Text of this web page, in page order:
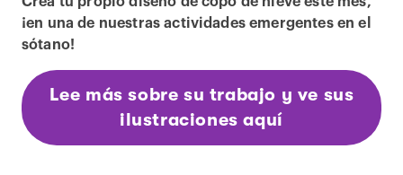
¡en una de nuestras actividades emergentes en el
sótano!
Lee más sobre su trabajo y ve sus
ilustraciones aquí